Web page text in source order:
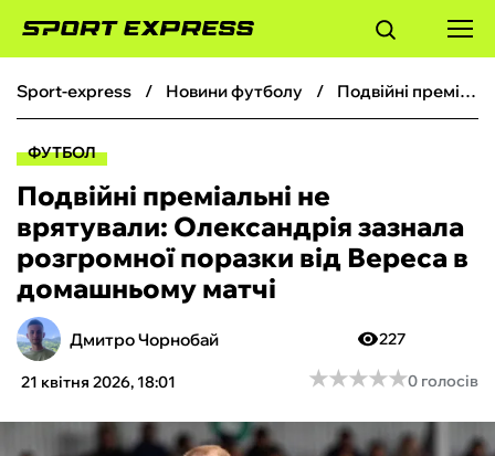
ФУТБОЛ
БОКС
ХОКЕЙ
ТЕНІС
КІБЕРСПОРТ
sport-express новини футболу Подвійні преміальні не врятували: Олександрія зазнала розгромної поразки від Вереса в домашньому матчі
ФУТБОЛ
Подвійні преміальні не
врятували: Олександрія зазнала
розгромної поразки від Вереса в
домашньому матчі
Дмитро Чорнобай
21 квітня 2026, 18:01
227
★★★★★
★★★★★0 голосів